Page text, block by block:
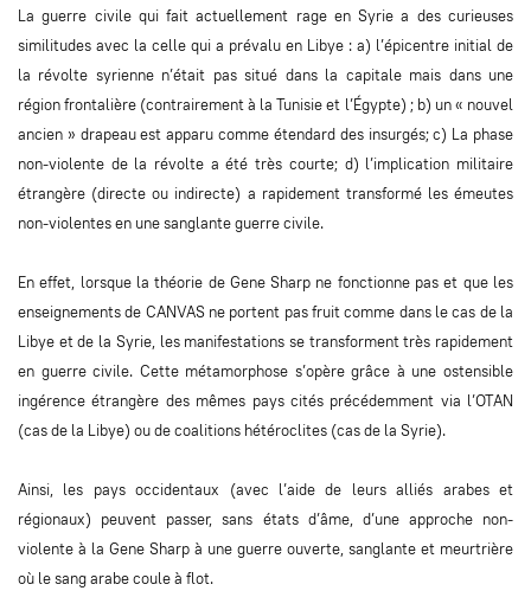
La guerre civile qui fait actuellement rage en Syrie a des curieuses
similitudes avec la celle qui a prévalu en Libye : a) l’épicentre initial de
la révolte syrienne n’était pas situé dans la capitale mais dans une
région frontalière (contrairement à la Tunisie et l’Égypte) ; b) un « nouvel
ancien » drapeau est apparu comme étendard des insurgés; c) La phase
non-violente de la révolte a été très courte; d) l’implication militaire
étrangère (directe ou indirecte) a rapidement transformé les émeutes
non-violentes en une sanglante guerre civile.
En effet, lorsque la théorie de Gene Sharp ne fonctionne pas et que les
enseignements de CANVAS ne portent pas fruit comme dans le cas de la
Libye et de la Syrie, les manifestations se transforment très rapidement
en guerre civile. Cette métamorphose s’opère grâce à une ostensible
ingérence étrangère des mêmes pays cités précédemment via l’OTAN
(cas de la Libye) ou de coalitions hétéroclites (cas de la Syrie).
Ainsi, les pays occidentaux (avec l’aide de leurs alliés arabes et
régionaux) peuvent passer, sans états d’âme, d’une approche non-
violente à la Gene Sharp à une guerre ouverte, sanglante et meurtrière
où le sang arabe coule à flot.